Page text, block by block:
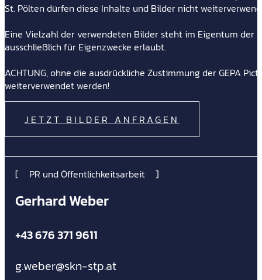
St. Pölten dürfen diese Inhalte und Bilder nicht
Eine Vielzahl der verwendeten Bilder steht im Eigentum der
ausschließlich für Eigenzwecke erlaubt.
ACHTUNG, ohne die ausdrückliche Zustimmung der GEPA
weiterverwendet werden!
JETZT BILDER ANFRAGEN
PR und Öffentlichkeitsarbeit
Gerhard Weber
+43 676 371 9611
g.weber@skn-stp.at